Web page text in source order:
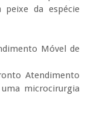
da espécie
Móvel de
Atendimento
microcirurgia